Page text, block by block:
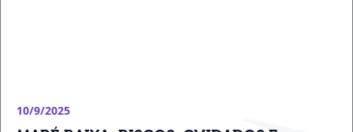
10/9/2025